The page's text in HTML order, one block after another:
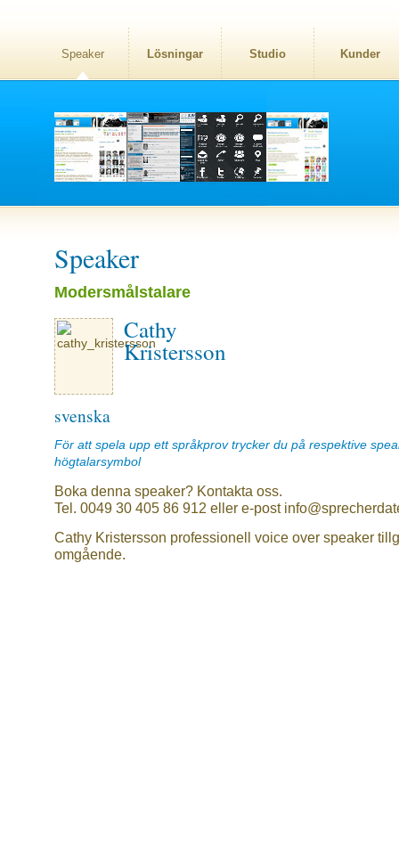
Speaker Lösningar Studio Kunder
Speaker
Modersmålstalare
Cathy
Kristersson
svenska
För att spela upp ett språkprov trycker du på respektive
högtalarsymbol
Boka denna speaker? Kontakta oss.
Tel. 0049 30 405 86 912 eller e-post
Cathy Kristersson professionell voice over speaker
omgående.